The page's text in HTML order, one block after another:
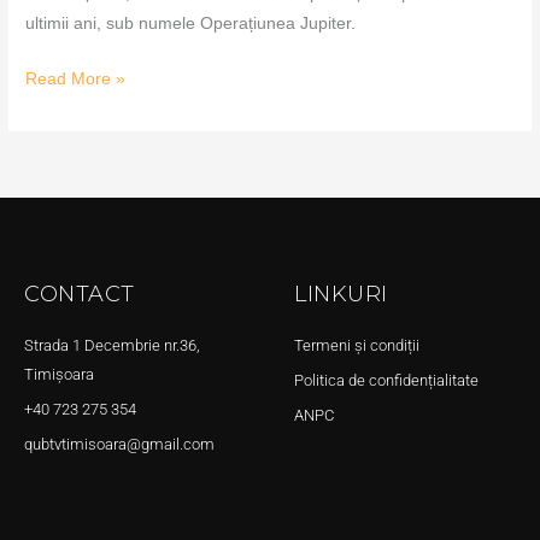
ultimii ani, sub numele Operațiunea Jupiter.
Read More »
CONTACT
Strada 1 Decembrie nr.36,
Timișoara
+40 723 275 354
qubtvtimisoara@gmail.com
LINKURI
Termeni și condiții
Politica de confidențialitate
ANPC